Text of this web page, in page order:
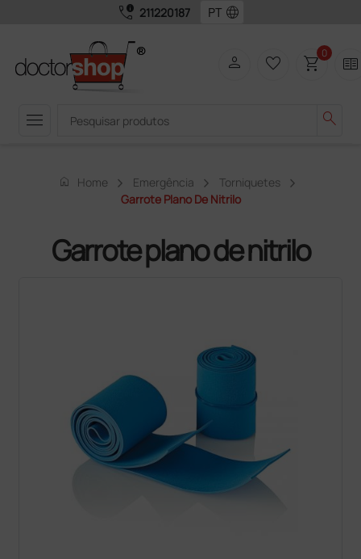
call_quality 211220187 language
menu search
person favorite_border shopping_cart0 two_pager
home Home Emergência
Torniquetes
Garrote Plano De Nitrilo
Garrote plano de nitrilo